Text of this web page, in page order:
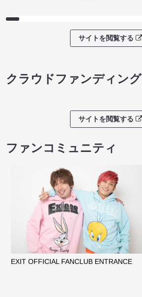
サイトを閲覧する
クラウドファンディング
サイトを閲覧する
ファンコミュニティ
EXIT OFFICIAL FANCLUB ENTRANCE